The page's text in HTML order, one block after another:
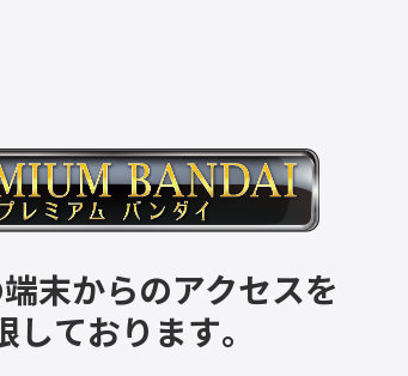
末からのアクセスを
しております。